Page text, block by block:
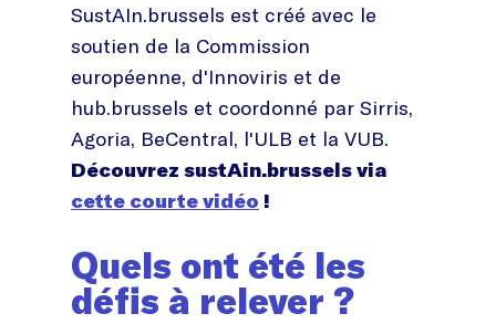
SustAIn.brussels est créé avec le
soutien de la Commission
européenne, d'Innoviris et de
hub.brussels et coordonné par Sirris,
Agoria, BeCentral, l'ULB et la VUB.
Découvrez sustAin.brussels via
cette courte vidéo !
Quels ont été les
défis à relever ?